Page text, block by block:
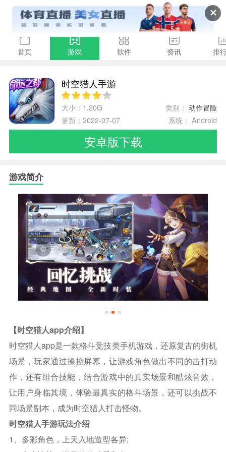
✕
首页 游戏 软件 资讯 排
时空猎人手游
大小：1.20G 类别：动作冒险
更新：2022-07-07
系统： Android
安卓版下载
游戏简介
【时空猎人app介绍】
时空猎人app是一款格斗竞技类手机游戏，还原复古的街机
场景，玩家通过操控屏幕，让游戏角色做出不同的击打动
作，还有组合技能，结合游戏中的真实场景和酷炫音效，
让用户身临其境，体验最真实的格斗场景，还可以挑战不
同场景副本，成为时空猎人打击怪物。
时空猎人手游玩法介绍
1、多彩角色，上天入地造型各异;